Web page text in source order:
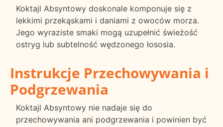
Koktajl Absyntowy doskonale komponuje się z
lekkimi przekąskami i daniami z owoców morza.
Jego wyraziste smaki mogą uzupełnić świeżość
ostryg lub subtelność wędzonego łososia.
Instrukcje Przechowywania i
Podgrzewania
Koktajl Absyntowy nie nadaje się do
przechowywania ani podgrzewania i powinien być